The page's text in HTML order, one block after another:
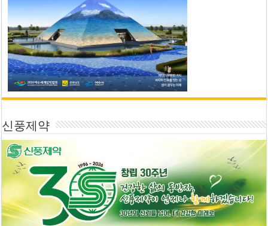
신풍제약